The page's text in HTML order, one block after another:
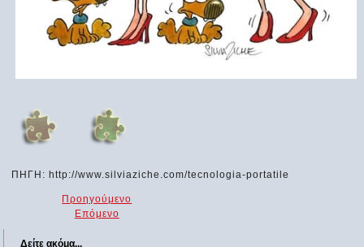
ΠΗΓΗ: http://www.silviaziche.com/tecnologia-portatile
Προηγούμενο
Επόμενο
Δείτε ακόμα...